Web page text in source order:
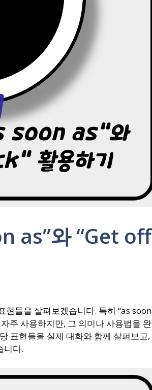
as”와 “Get off
현들을 살펴보겠습니다. 특히 “as soon
주 사용하지만, 그 의미나 사용법을 완
표현들을 실제 대화와 함께 살펴보고,
니다.